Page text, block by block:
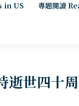
in US 專題閱讀
逝世四十